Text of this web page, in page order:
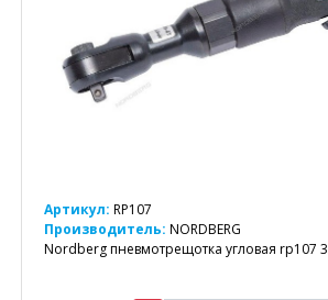
Артикул: RP107
Производитель: NORDBERG
Nordberg пневмотрещотка угловая rp107